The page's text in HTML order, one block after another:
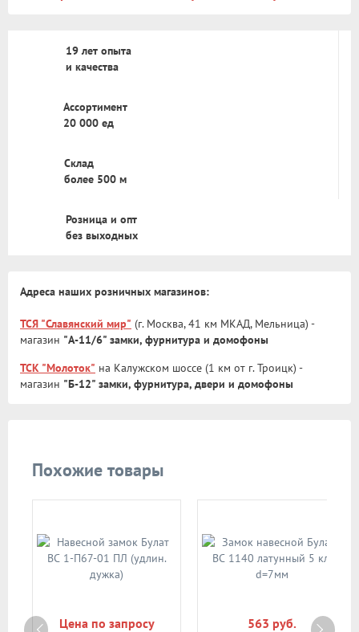
42мм
Арт: 52036
Размер:
971 руб.
Арт: 52040
Размер:
62мм
619 руб.
Арт: 13385
19 лет опыта
и качества
Ассортимент
20 000 ед
Склад
более 500 м
Розница и опт
без выходных
Адреса наших розничных магазинов:
ТСЯ "Славянский мир" (г. Москва, 41 км МКАД, Мельница) -
магазин "А-11/6" замки, фурнитура и домофоны
ТСК "Молоток" на Калужском шоссе (1 км от г. Троицк) -
магазин "Б-12" замки, фурнитура, двери и домофоны
Похожие товары
Цена по запросу 563 руб.